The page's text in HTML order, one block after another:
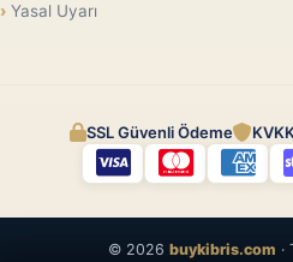
Yasal Uyarı
SSL Güvenli Ödeme
© 2026 buykibris.com ·